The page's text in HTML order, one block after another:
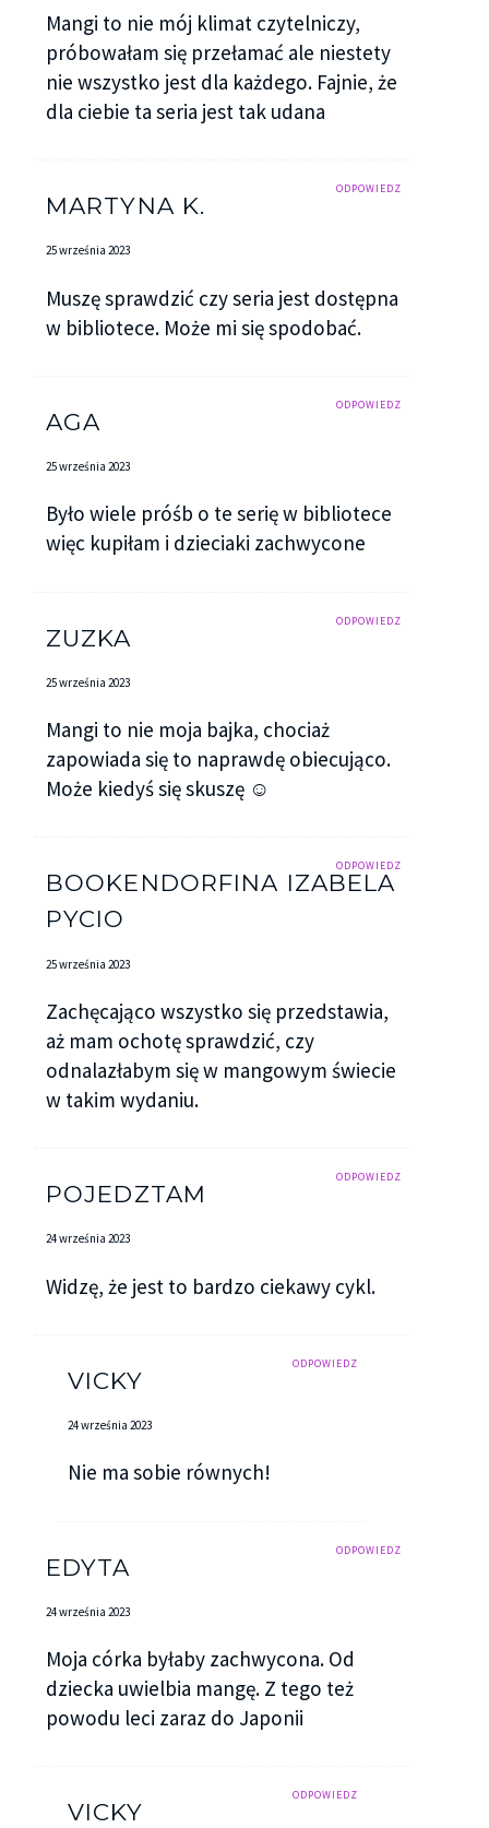
Mangi to nie mój klimat czytelniczy,
próbowałam się przełamać ale niestety
nie wszystko jest dla każdego. Fajnie, że
dla ciebie ta seria jest tak udana
ODPOWIEDZ
MARTYNA K.
25 września 2023
Muszę sprawdzić czy seria jest dostępna
w bibliotece. Może mi się spodobać.
ODPOWIEDZ
AGA
25 września 2023
Było wiele próśb o te serię w bibliotece
więc kupiłam i dzieciaki zachwycone
ODPOWIEDZ
ZUZKA
25 września 2023
Mangi to nie moja bajka, chociaż
zapowiada się to naprawdę obiecująco.
Może kiedyś się skuszę ☺️
ODPOWIEDZ
BOOKENDORFINA IZABELA
PYCIO
25 września 2023
Zachęcająco wszystko się przedstawia,
aż mam ochotę sprawdzić, czy
odnalazłabym się w mangowym świecie
w takim wydaniu.
ODPOWIEDZ
POJEDZTAM
24 września 2023
Widzę, że jest to bardzo ciekawy cykl.
ODPOWIEDZ
VICKY
24 września 2023
Nie ma sobie równych!
ODPOWIEDZ
EDYTA
24 września 2023
Moja córka byłaby zachwycona. Od
dziecka uwielbia mangę. Z tego też
powodu leci zaraz do Japonii
ODPOWIEDZ
VICKY